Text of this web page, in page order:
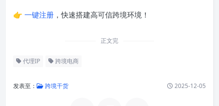
👉 一键注册 ，快速搭建高可信跨境环境！
正文完
代理IP 跨境电商
发表至： 跨境干货 2025-12-05